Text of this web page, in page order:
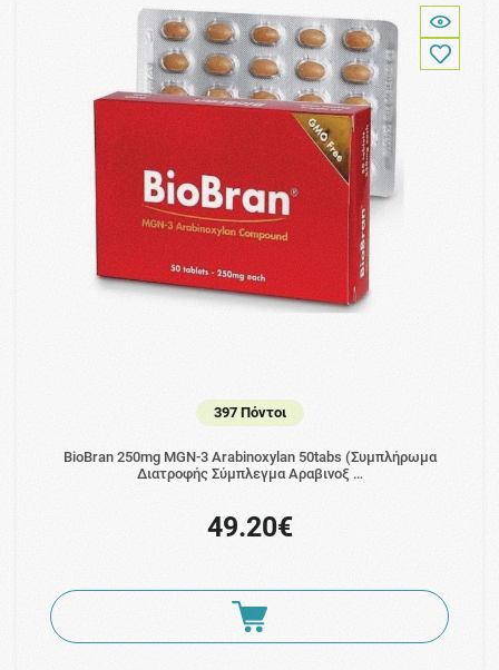
397 Πόντοι
BioBran 250mg MGN-3 Arabinoxylan 50tabs (Συμπλήρωμα
Διατροφής Σύμπλεγμα Αραβινοξ …
49.20€